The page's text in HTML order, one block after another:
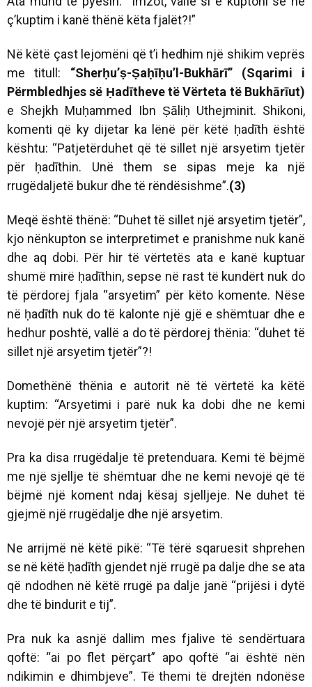
ç’kuptim i kanë thënë këta fjalët?!”
Në këtë çast lejomëni që t’i hedhim një shikim veprës
me titull: “Sherḥu’ṣ-Ṣaḥīḥu’l-Bukhārī” (Sqarimi i
Përmbledhjes së Ḥadītheve të Vërteta të Bukhārīut)
e Shejkh Muḥammed Ibn Ṣāliḥ Uthejminit. Shikoni,
komenti që ky dijetar ka lënë për këtë ḥadīth është
kështu: “Patjetërduhet që të sillet një arsyetim tjetër
për ḥadīthin. Unë them se sipas meje ka një
rrugëdaljetë bukur dhe të rëndësishme”.(3)
Meqë është thënë: “Duhet të sillet një arsyetim tjetër”,
kjo nënkupton se interpretimet e pranishme nuk kanë
dhe aq dobi. Për hir të vërtetës ata e kanë kuptuar
shumë mirë ḥadīthin, sepse në rast të kundërt nuk do
të përdorej fjala “arsyetim” për këto komente. Nëse
në ḥadīth nuk do të kalonte një gjë e shëmtuar dhe e
hedhur poshtë, vallë a do të përdorej thënia: “duhet të
sillet një arsyetim tjetër”?!
Domethënë thënia e autorit në të vërtetë ka këtë
kuptim: “Arsyetimi i parë nuk ka dobi dhe ne kemi
nevojë për një arsyetim tjetër”.
Pra ka disa rrugëdalje të pretenduara. Kemi të bëjmë
me një sjellje të shëmtuar dhe ne kemi nevojë që të
bëjmë një koment ndaj kësaj sjelljeje. Ne duhet të
gjejmë një rrugëdalje dhe një arsyetim.
Ne arrijmë në këtë pikë: “Të tërë sqaruesit shprehen
se në këtë ḥadīth gjendet një rrugë pa dalje dhe se ata
që ndodhen në këtë rrugë pa dalje janë “prijësi i dytë
dhe të bindurit e tij”.
Pra nuk ka asnjë dallim mes fjalive të sendërtuara
qoftë: “ai po flet përçart” apo qoftë “ai është nën
ndikimin e dhimbjeve”. Të themi të drejtën ndonëse